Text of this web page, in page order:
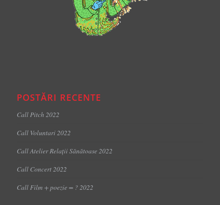
POSTĂRI RECENTE
Call Pitch 2022
Call Voluntari 2022
Call Atelier Relații Sănătoase 2022
Call Concert 2022
Call Film + poezie = ? 2022